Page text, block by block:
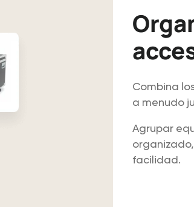
Combina
a menudo
Agrupar
facilidad.